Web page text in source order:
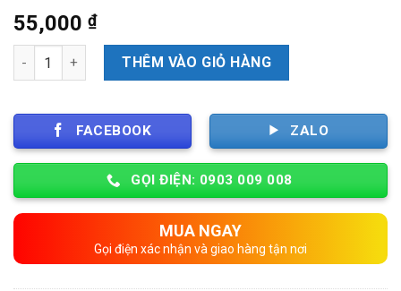
55,000 ₫
Số lượng THÊM VÀO GIỎ HÀNG
FACEBOOK ZALO
GỌI ĐIỆN: 0903 009 008
MUA NGAY
Gọi điện xác nhận và giao hàng tận nơi